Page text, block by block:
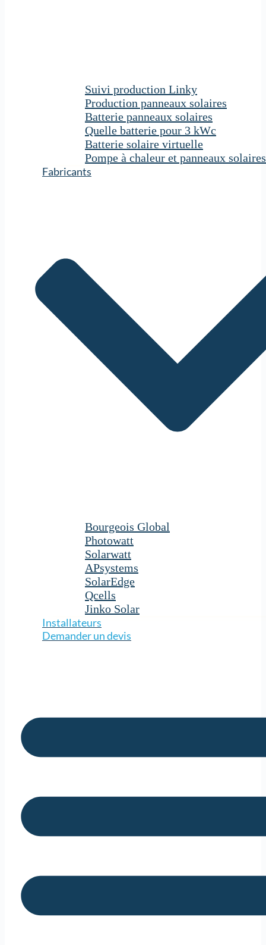
Suivi production Linky
Production panneaux solaires
Batterie panneaux solaires
Quelle batterie pour 3 kWc
Batterie solaire virtuelle
Pompe à chaleur et panneaux solaires
Fabricants
Bourgeois Global
Photowatt
Solarwatt
APsystems
SolarEdge
Qcells
Jinko Solar
Installateurs
Demander un devis